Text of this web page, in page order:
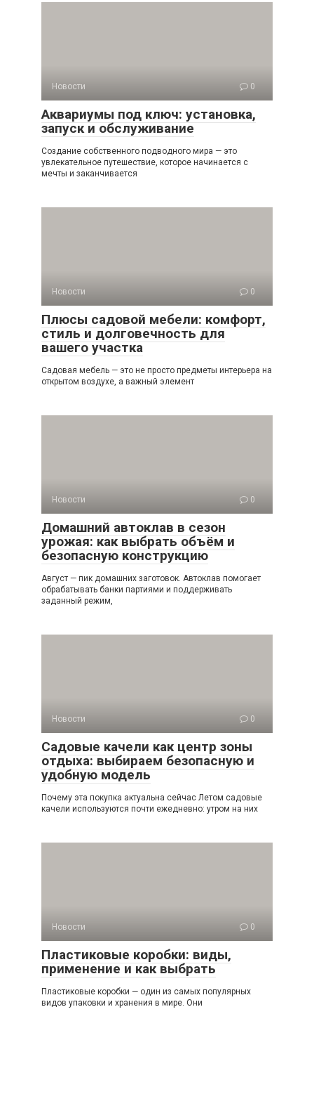
Новости 0
Аквариумы под ключ: установка,
запуск и обслуживание
Создание собственного подводного мира — это
увлекательное путешествие, которое начинается с
мечты и заканчивается
Новости 0
Плюсы садовой мебели: комфорт,
стиль и долговечность для
вашего участка
Садовая мебель — это не просто предметы интерьера на
открытом воздухе, а важный элемент
Новости 0
Домашний автоклав в сезон
урожая: как выбрать объём и
безопасную конструкцию
Август — пик домашних заготовок. Автоклав помогает
обрабатывать банки партиями и поддерживать
заданный режим,
Новости 0
Садовые качели как центр зоны
отдыха: выбираем безопасную и
удобную модель
Почему эта покупка актуальна сейчас Летом садовые
качели используются почти ежедневно: утром на них
Новости 0
Пластиковые коробки: виды,
применение и как выбрать
Пластиковые коробки — один из самых популярных
видов упаковки и хранения в мире. Они